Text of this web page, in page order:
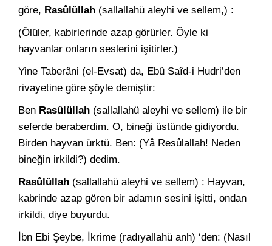
göre, Rasûlüllah (sallallahü aleyhi ve sellem,) :
(Ölüler, kabirlerinde azap görürler. Öyle ki
hayvanlar onların seslerini işitirler.)
Yine Taberâni (el-Evsat) da, Ebû Saîd-i Hudri’den
rivayetine gö­re şöyle demiştir:
Ben Rasûlüllah (sallallahü aleyhi ve sellem) ile bir
seferde be­raberdim. O, bineği üstünde gidiyordu.
Birden hayvan ürktü. Ben: (Yâ Resûlallah! Neden
bineğin irkildi?) dedim.
Rasûlüllah (sallallahü aleyhi ve sellem) : Hayvan,
kabrinde azap gören bir adamın sesini işitti, ondan
irkildi, diye buyurdu.
İbn Ebi Şeybe, İkrime (radıyallahü anh) ‘den: (Nasıl